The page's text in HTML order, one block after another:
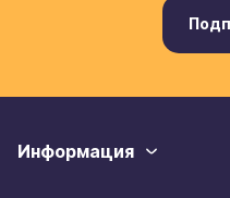
Информация